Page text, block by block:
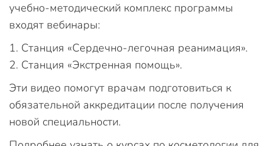
учебно-методический комплекс программы
входят вебинары:
Станция «Сердечно-легочная реанимация».
Станция «Экстренная помощь».
Эти видео помогут врачам подготовиться к
обязательной аккредитации после получения
новой специальности.